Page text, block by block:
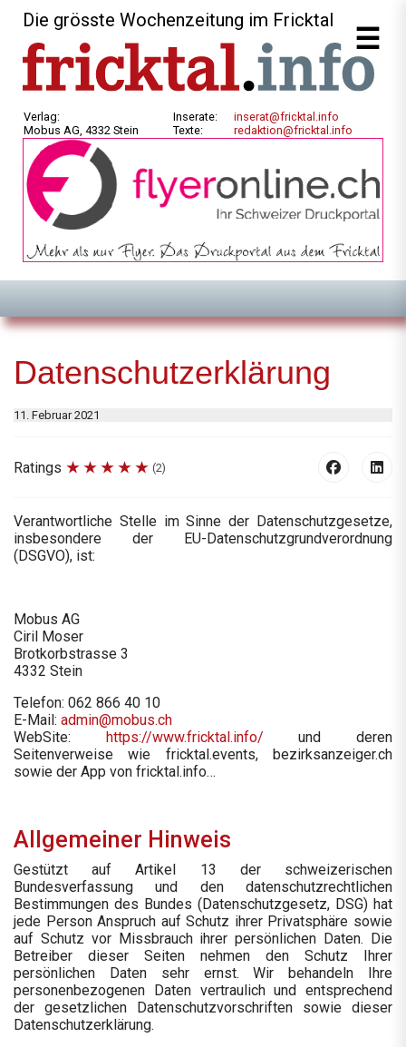
Die grösste Wochenzeitung im Fricktal
Verlag:
Mobus AG, 4332 Stein
Inserate:
Texte:
inserat@fricktal.info
redaktion@fricktal.info
Datenschutzerklärung
11. Februar 2021
Ratings (2)
Verantwortliche Stelle im Sinne der Datenschutzgesetze,
insbesondere der EU-Datenschutzgrundverordnung
(DSGVO), ist:
Mobus AG
Ciril Moser
Brotkorbstrasse 3
4332 Stein
Telefon: 062 866 40 10
E-Mail: admin@mobus.ch
WebSite:
https://www.fricktal.info/ und deren
Seitenverweise wie fricktal.events, bezirksanzeiger.ch
sowie der App von fricktal.info…
Allgemeiner Hinweis
Gestützt auf Artikel 13 der schweizerischen
Bundesverfassung und den datenschutzrechtlichen
Bestimmungen des Bundes (Datenschutzgesetz, DSG) hat
jede Person Anspruch auf Schutz ihrer Privatsphäre sowie
auf Schutz vor Missbrauch ihrer persönlichen Daten. Die
Betreiber dieser Seiten nehmen den Schutz Ihrer
persönlichen Daten sehr ernst. Wir behandeln Ihre
personenbezogenen Daten vertraulich und entsprechend
der gesetzlichen Datenschutzvorschriften sowie dieser
Datenschutzerklärung.